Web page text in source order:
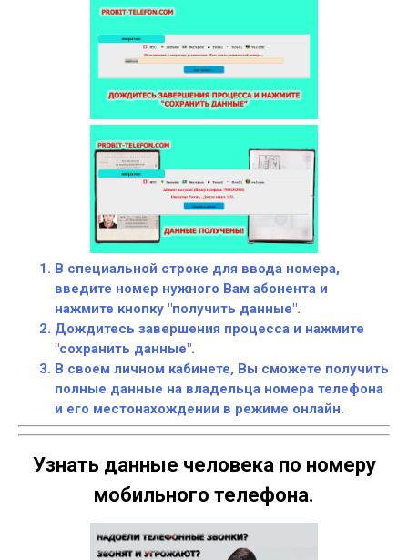
В специальной строке для ввода номера,
введите номер нужного Вам абонента и
нажмите кнопку "получить данные".
Дождитесь завершения процесса и нажмите
"сохранить данные".
В своем личном кабинете, Вы сможете получить
полные данные на владельца номера телефона
и его местонахождении в режиме онлайн.
Узнать данные человека по номеру
мобильного телефона.